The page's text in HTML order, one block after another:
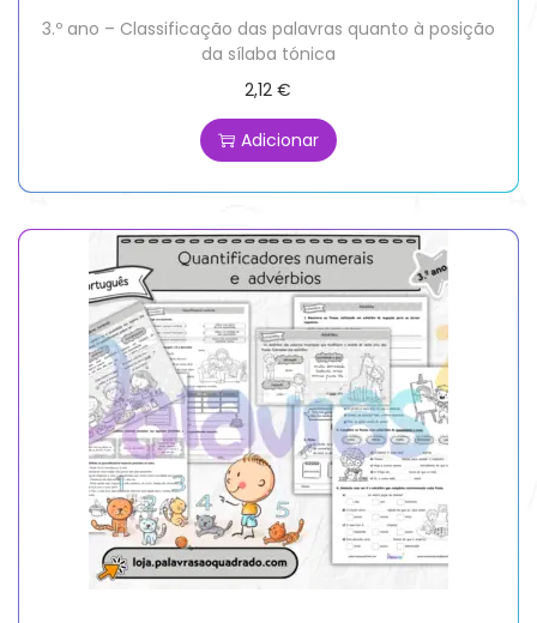
3.º ano – Classificação das palavras quanto à posição
da sílaba tónica
2,12€
Adicionar